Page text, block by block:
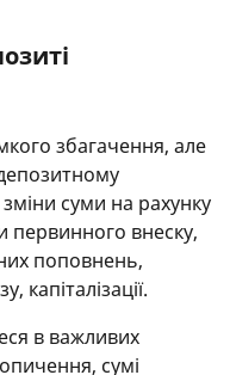
збагачення, але
суми на рахунку
первинного внеску,
поповнень,
капіталізації.
в важливих
сумі